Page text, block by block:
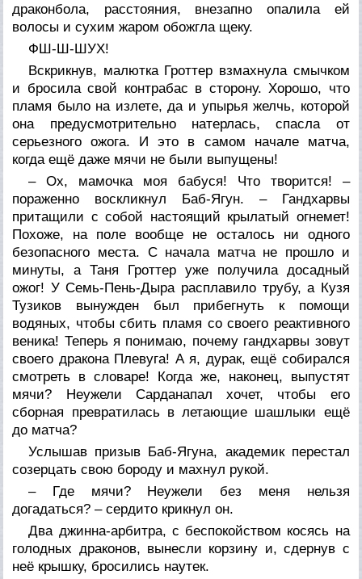
драконбола, расстояния, внезапно опалила ей
волосы и сухим жаром обожгла щеку.
ФШ-Ш-ШУХ!
Вскрикнув, малютка Гроттер взмахнула смычком
и бросила свой контрабас в сторону. Хорошо, что
пламя было на излете, да и упырья желчь, которой
она предусмотрительно натерлась, спасла от
серьезного ожога. И это в самом начале матча,
когда ещё даже мячи не были выпущены!
– Ох, мамочка моя бабуся! Что творится! –
пораженно воскликнул Баб-Ягун. – Гандхарвы
притащили с собой настоящий крылатый огнемет!
Похоже, на поле вообще не осталось ни одного
безопасного места. С начала матча не прошло и
минуты, а Таня Гроттер уже получила досадный
ожог! У Семь-Пень-Дыра расплавило трубу, а Кузя
Тузиков вынужден был прибегнуть к помощи
водяных, чтобы сбить пламя со своего реактивного
веника! Теперь я понимаю, почему гандхарвы зовут
своего дракона Плевуга! А я, дурак, ещё собирался
смотреть в словаре! Когда же, наконец, выпустят
мячи? Неужели Сарданапал хочет, чтобы его
сборная превратилась в летающие шашлыки ещё
до матча?
Услышав призыв Баб-Ягуна, академик перестал
созерцать свою бороду и махнул рукой.
– Где мячи? Неужели без меня нельзя
догадаться? – сердито крикнул он.
Два джинна-арбитра, с беспокойством косясь на
голодных драконов, вынесли корзину и, сдернув с
неё крышку, бросились наутек.